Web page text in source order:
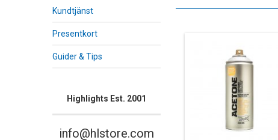
Kundtjänst
Presentkort
Guider & Tips
Highlights Est. 2001
info@hlstore.com